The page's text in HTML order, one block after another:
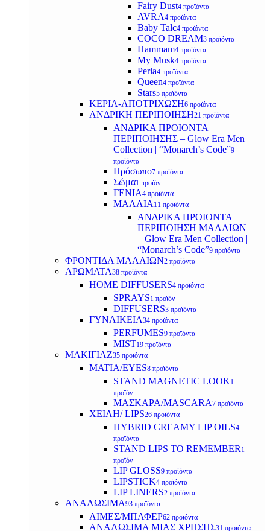
Fairy Dust4 προϊόντα
AVRA4 προϊόντα
Baby Talc4 προϊόντα
COCO DREAM3 προϊόντα
Hammam4 προϊόντα
My Musk4 προϊόντα
Perla4 προϊόντα
Queen4 προϊόντα
Stars5 προϊόντα
ΚΕΡΙΑ-ΑΠΟΤΡΙΧΩΣΗ6 προϊόντα
ΑΝΔΡΙΚΗ ΠΕΡΙΠΟΙΗΣΗ21 προϊόντα
ΑΝΔΡΙΚΑ ΠΡΟΙΟΝΤΑ
ΠΕΡΙΠΟΙΗΣΗΣ – Glow Era Men
Collection | “Monarch’s Code”9
προϊόντα
Πρόσωπο7 προϊόντα
Σώμα1 προϊόν
ΓΕΝΙΑ4 προϊόντα
ΜΑΛΛΙΑ 11 προϊόντα
ΑΝΔΡΙΚΑ ΠΡΟΙΟΝΤΑ
ΠΕΡΙΠΟΙΗΣΗ ΜΑΛΛΙΩΝ
– Glow Era Men Collection |
“Monarch’s Code”9 προϊόντα
ΦΡΟΝΤΙΔΑ ΜΑΛΛΙΩΝ2 προϊόντα
ΑΡΩΜΑΤΑ38 προϊόντα
HOME DIFFUSERS4 προϊόντα
SPRAYS1 προϊόν
DIFFUSERS3 προϊόντα
ΓΥΝΑΙΚΕΙΑ34 προϊόντα
PERFUMES9 προϊόντα
MIST19 προϊόντα
ΜΑΚΙΓΙΑΖ35 προϊόντα
ΜΑΤΙΑ/EYES8 προϊόντα
STAND MAGNETIC LOOK1
προϊόν
ΜΑΣΚΑΡΑ/MASCARA7 προϊόντα
ΧΕΙΛΗ/ LIPS26 προϊόντα
HYBRID CREAMY LIP OILS4
προϊόντα
STAND LIPS TO REMEMBER 1
προϊόν
LIP GLOSS9 προϊόντα
LIPSTICK4 προϊόντα
LIP LINERS2 προϊόντα
ΑΝΑΛΩΣΙΜΑ93 προϊόντα
ΛΙΜΕΣ/ΜΠΑΦΕΡ62 προϊόντα
ΑΝΑΛΩΣΙΜΑ ΜΙΑΣ ΧΡΗΣΗΣ31 προϊόντα